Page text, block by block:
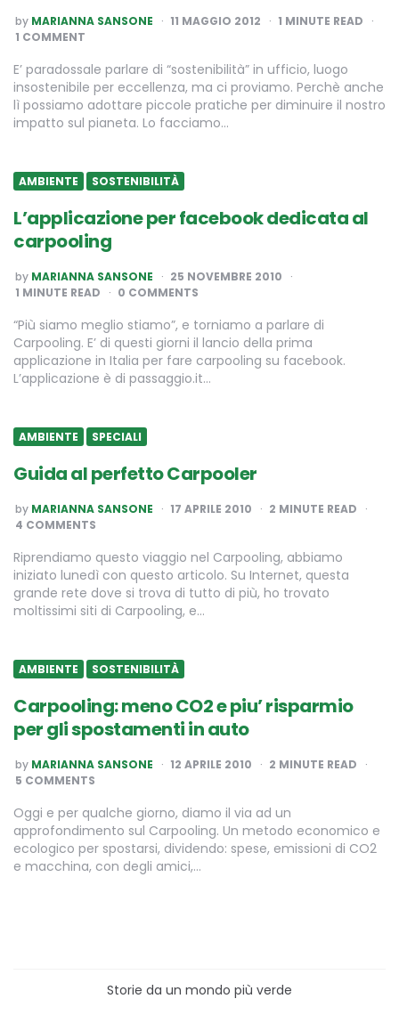
POSTED
BY
by MARIANNA SANSONE 11 MAGGIO 2012 1 MINUTE READ
1 COMMENT
E’ paradossale parlare di “sostenibilità” in ufficio, luogo
insostenibile per eccellenza, ma ci proviamo. Perchè anche
lì possiamo adottare piccole pratiche per diminuire il nostro
impatto sul pianeta. Lo facciamo…
AMBIENTE SOSTENIBILITÀ
L’applicazione per facebook dedicata al
carpooling
POSTED
BY
by MARIANNA SANSONE
25 NOVEMBRE 2010
1 MINUTE READ 0 COMMENTS
“Più siamo meglio stiamo”, e torniamo a parlare di
Carpooling. E’ di questi giorni il lancio della prima
applicazione in Italia per fare carpooling su facebook.
L’applicazione è di passaggio.it…
AMBIENTE SPECIALI
Guida al perfetto Carpooler
POSTED
BY
by MARIANNA SANSONE 17 APRILE 2010 2 MINUTE READ
4 COMMENTS
Riprendiamo questo viaggio nel Carpooling, abbiamo
iniziato lunedì con questo articolo. Su Internet, questa
grande rete dove si trova di tutto di più, ho trovato
moltissimi siti di Carpooling, e…
AMBIENTE SOSTENIBILITÀ
Carpooling: meno CO2 e piu’ risparmio
per gli spostamenti in auto
POSTED
BY
by MARIANNA SANSONE 12 APRILE 2010 2 MINUTE READ
5 COMMENTS
Oggi e per qualche giorno, diamo il via ad un
approfondimento sul Carpooling. Un metodo economico e
ecologico per spostarsi, dividendo: spese, emissioni di CO2
e macchina, con degli amici,…
Storie da un mondo più verde